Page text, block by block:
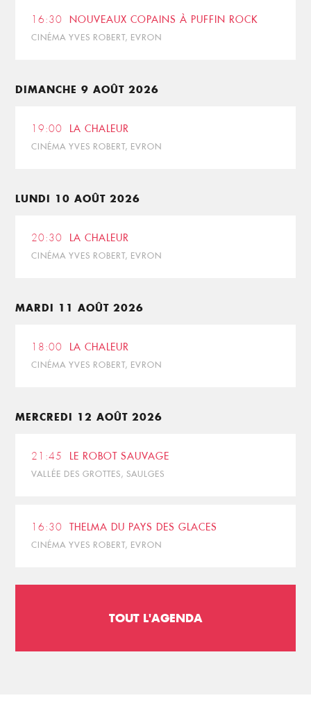
16:30 NOUVEAUX COPAINS À PUFFIN ROCK
CINÉMA YVES ROBERT, EVRON
DIMANCHE 9 AOÛT 2026
19:00 LA CHALEUR
CINÉMA YVES ROBERT, EVRON
LUNDI 10 AOÛT 2026
20:30 LA CHALEUR
CINÉMA YVES ROBERT, EVRON
MARDI 11 AOÛT 2026
18:00 LA CHALEUR
CINÉMA YVES ROBERT, EVRON
MERCREDI 12 AOÛT 2026
21:45 LE ROBOT SAUVAGE
VALLÉE DES GROTTES, SAULGES
16:30 THELMA DU PAYS DES GLACES
CINÉMA YVES ROBERT, EVRON
TOUT L'AGENDA